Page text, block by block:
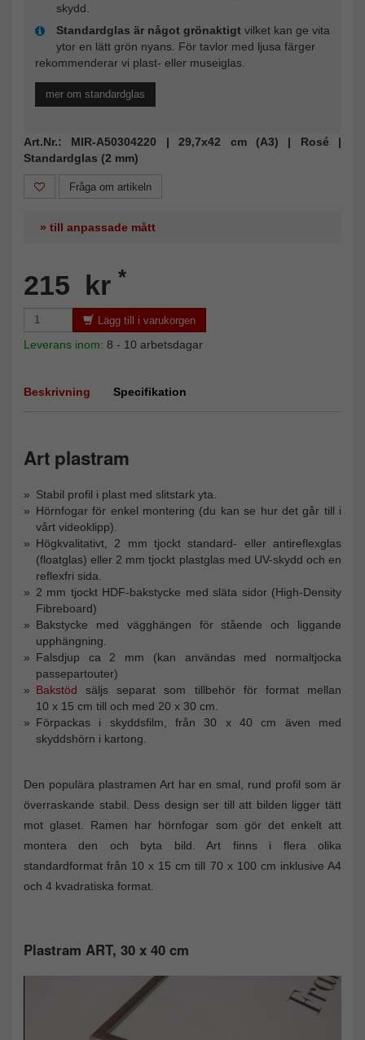
skydd.
Standardglas är något grönaktigt vilket kan ge vita
ytor en lätt grön nyans. För tavlor med ljusa färger
rekommenderar vi plast- eller museiglas.
mer om standardglas
Art.Nr.: MIR-A50304220 | 29,7x42 cm (A3) | Rosé |
Standardglas (2 mm)
Fråga om artikeln
» till anpassade mått
215 kr *
Lägg till i varukorgen
Leverans inom: 8 - 10 arbetsdagar
Beskrivning Specifikation
Art plastram
Stabil profil i plast med slitstark yta.
Hörnfogar för enkel montering (du kan se hur det går till i
vårt videoklipp).
Högkvalitativt, 2 mm tjockt standard- eller antireflexglas
(floatglas) eller 2 mm tjockt plastglas med UV-skydd och en
reflexfri sida.
2 mm tjockt HDF-bakstycke med släta sidor (High-Density
Fibreboard)
Bakstycke med vägghängen för stående och liggande
upphängning.
Falsdjup ca 2 mm (kan användas med normaltjocka
passepartouter)
Bakstöd säljs separat som tillbehör för format mellan
10 x 15 cm till och med 20 x 30 cm.
Förpackas i skyddsfilm, från 30 x 40 cm även med
skyddshörn i kartong.
Den populära plastramen Art har en smal, rund profil som är
överraskande stabil. Dess design ser till att bilden ligger tätt
mot glaset. Ramen har hörnfogar som gör det enkelt att
montera den och byta bild. Art finns i flera olika
standardformat från 10 x 15 cm till 70 x 100 cm inklusive A4
och 4 kvadratiska format.
Plastram ART, 30 x 40 cm